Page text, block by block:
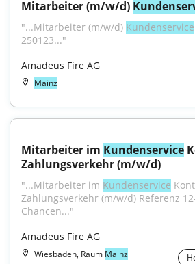
Mitarbeiter (m/w/d)
"...Mitarbeiter (m/w/d) Kundenservice
250123..."
Amadeus Fire AG
Mainz
Mitarbeiter im Kundenservice
Zahlungsverkehr (m/w/d)
"...Mitarbeiter im Kundenservice
Zahlungsverkehr (m/w/d) Referenz
Chancen..."
Amadeus Fire AG
Wiesbaden, Raum Mainz